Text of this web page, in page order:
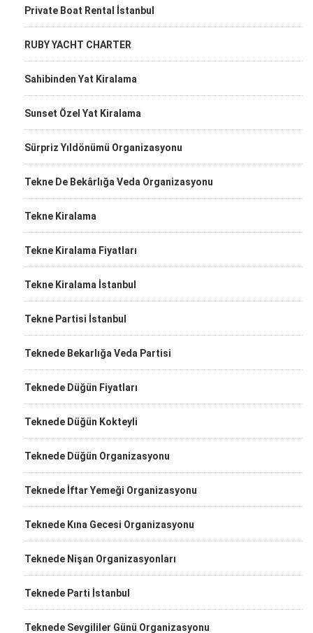
Private Boat Rental İstanbul
RUBY YACHT CHARTER
Sahibinden Yat Kiralama
Sunset Özel Yat Kiralama
Sürpriz Yıldönümü Organizasyonu
Tekne De Bekârlığa Veda Organizasyonu
Tekne Kiralama
Tekne Kiralama Fiyatları
Tekne Kiralama İstanbul
Tekne Partisi İstanbul
Teknede Bekarlığa Veda Partisi
Teknede Düğün Fiyatları
Teknede Düğün Kokteyli
Teknede Düğün Organizasyonu
Teknede İftar Yemeği Organizasyonu
Teknede Kına Gecesi Organizasyonu
Teknede Nişan Organizasyonları
Teknede Parti İstanbul
Teknede Sevgililer Günü Organizasyonu